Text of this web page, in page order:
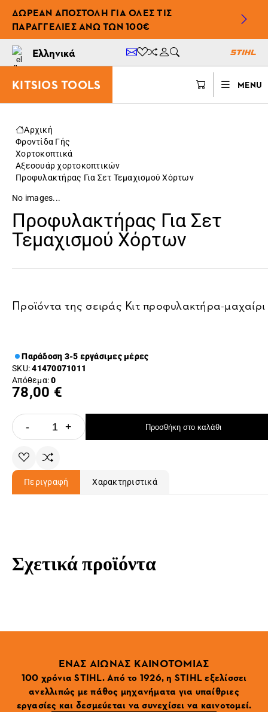
ΔΩΡΕΆΝ ΑΠΟΣΤΟΛΉ ΓΙΑ ΌΛΕΣ ΤΙΣ
ΠΑΡΑΓΓΕΛΊΕΣ ΆΝΩ ΤΩΝ 100€
Ελληνικά
KITSIOS TOOLS MENU
Αρχική
Φροντίδα Γής
Χορτοκοπτικά
Αξεσουάρ χορτοκοπτικών
Προφυλακτήρας Για Σετ Τεμαχισμού Χόρτων
No images...
Προφυλακτήρας Για Σετ
Τεμαχισμού Χόρτων
Προϊόντα της σειράς Κιτ προφυλακτήρα-μαχαίρι
Παράδοση 3-5 εργάσιμες μέρες
SKU:41470071011
Απόθεμα:0
78,00 €
- + Προσθήκη στο καλάθι
Περιγραφή Χαρακτηριστικά
Σχετικά προϊόντα
ΕΝΑΣ ΑΙΩΝΑΣ ΚΑΙΝΟΤΟΜΙΑΣ
100 χρόνια STIHL. Από το 1926, η STIHL εξελίσσει
ανελλιπώς με πάθος μηχανήματα για υπαίθριες
εργασίες και δεσμεύεται να συνεχίσει να καινοτομεί.